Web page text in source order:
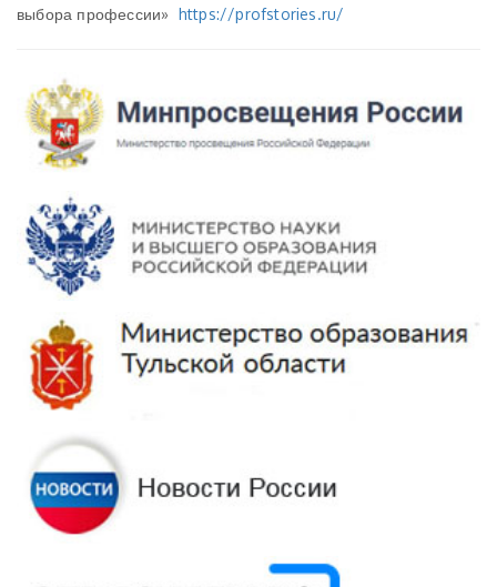
выбора профессии»
https://profstories.ru/